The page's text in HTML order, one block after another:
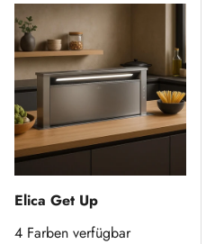
Elica Get Up
4 Farben verfügbar